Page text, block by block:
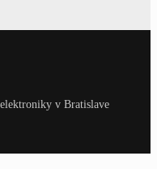
v Bratislave